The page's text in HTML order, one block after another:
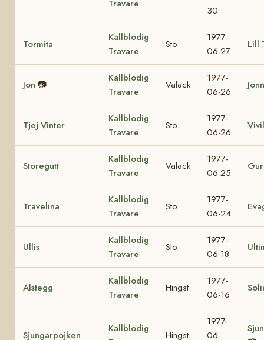
Travare
30
Tormita
Kallblodig
Travare
Sto
1977-
06-27
Lill
Jon 📷
Kallblodig
Travare
Valack
1977-
06-26
Tjej Vinter
Kallblodig
Travare
Sto
1977-
06-26
Storegutt
Kallblodig
Travare
Valack
1977-
06-25
Travelina
Kallblodig
Travare
Sto
1977-
06-24
Ullis
Kallblodig
Travare
Sto
1977-
06-18
Alstegg
Kallblodig
Travare
Hingst
1977-
06-16
Sjungarpojken
Kallblodig
Hingst
1977-
06-